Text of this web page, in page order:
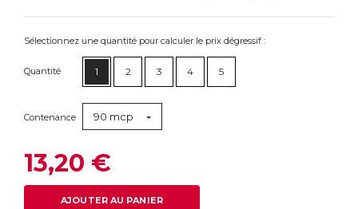
Sélectionnez une quantité pour calculer le prix dégressif :
Quantité 1 2 3 4 5
Contenance 90 mcp
13,20 €
AJOUTER AU PANIER